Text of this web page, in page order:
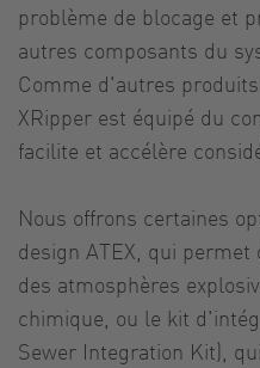
problème de blocage et
autres composants du
Comme d'autres
XRipper est équipé du
facilite et accélère
Nous offrons certaines
design ATEX, qui
des atmosphères
chimique, ou le kit
Sewer Integration Kit),